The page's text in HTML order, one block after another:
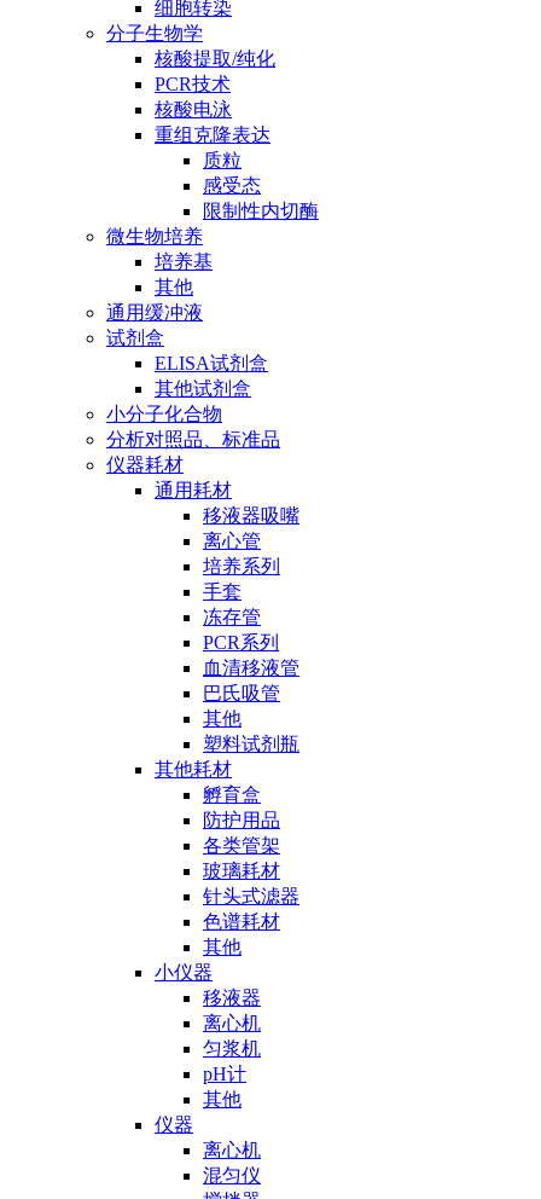
细胞转染
分子生物学
核酸提取/纯化
PCR技术
核酸电泳
重组克隆表达
质粒
感受态
限制性内切酶
微生物培养
培养基
其他
通用缓冲液
试剂盒
ELISA试剂盒
其他试剂盒
小分子化合物
分析对照品、标准品
仪器耗材
通用耗材
移液器吸嘴
离心管
培养系列
手套
冻存管
PCR系列
血清移液管
巴氏吸管
其他
塑料试剂瓶
其他耗材
孵育盒
防护用品
各类管架
玻璃耗材
针头式滤器
色谱耗材
其他
小仪器
移液器
离心机
匀浆机
pH计
其他
仪器
离心机
混匀仪